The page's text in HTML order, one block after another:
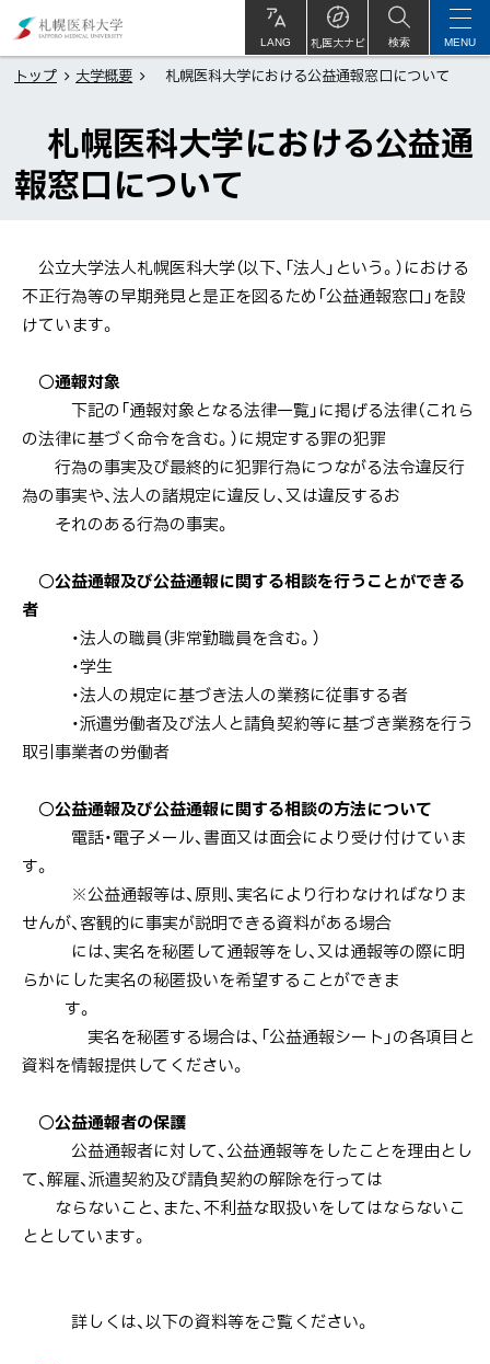
文
へ
ュ
ー
医
大
学
LANG 札医大ナビ
サ
イ
ト
内
検索 MENU
トップ 大学概要 札幌医科大学における公益通報窓口について
札幌医科大学における公益通
報窓口について
公立大学法人札幌医科大学（以下、「法人」という。）における
不正行為等の早期発見と是正を図るため「公益通報窓口」を設
けています。
〇通報対象
下記の「通報対象となる法律一覧」に掲げる法律（これら
の法律に基づく命令を含む。）に規定する罪の犯罪
行為の事実及び最終的に犯罪行為につながる法令違反行
為の事実や、法人の諸規定に違反し、又は違反するお
それのある行為の事実。
〇公益通報及び公益通報に関する相談を行うことができる
者
・法人の職員（非常勤職員を含む。）
・学生
・法人の規定に基づき法人の業務に従事する者
・派遣労働者及び法人と請負契約等に基づき業務を行う
取引事業者の労働者
〇公益通報及び公益通報に関する相談の方法について
電話・電子メール、書面又は面会により受け付けていま
す。
※公益通報等は、原則、実名により行わなければなりま
せんが、客観的に事実が説明できる資料がある場合
には、実名を秘匿して通報等をし、又は通報等の際に明
らかにした実名の秘匿扱いを希望することができま
す。
実名を秘匿する場合は、「公益通報シート」の各項目と
資料を情報提供してください。
〇公益通報者の保護
公益通報者に対して、公益通報等をしたことを理由とし
て、解雇、派遣契約及び請負契約の解除を行っては
ならないこと、また、不利益な取扱いをしてはならないこ
ととしています。
詳しくは、以下の資料等をご覧ください。